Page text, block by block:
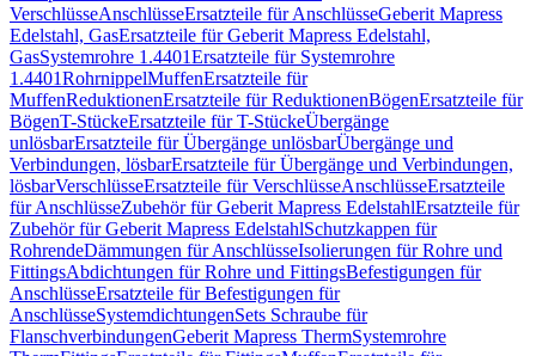
VerschlüsseAnschlüsseErsatzteile für AnschlüsseGeberit Mapress
Edelstahl, GasErsatzteile für Geberit Mapress Edelstahl,
GasSystemrohre 1.4401Ersatzteile für Systemrohre
1.4401RohrnippelMuffenErsatzteile für
MuffenReduktionenErsatzteile für ReduktionenBögenErsatzteile für
BögenT-StückeErsatzteile für T-StückeÜbergänge
unlösbarErsatzteile für Übergänge unlösbarÜbergänge und
Verbindungen, lösbarErsatzteile für Übergänge und Verbindungen,
lösbarVerschlüsseErsatzteile für VerschlüsseAnschlüsseErsatzteile
für AnschlüsseZubehör für Geberit Mapress EdelstahlErsatzteile für
Zubehör für Geberit Mapress EdelstahlSchutzkappen für
RohrendeDämmungen für AnschlüsseIsolierungen für Rohre und
FittingsAbdichtungen für Rohre und FittingsBefestigungen für
AnschlüsseErsatzteile für Befestigungen für
AnschlüsseSystemdichtungenSets Schraube für
FlanschverbindungenGeberit Mapress ThermSystemrohre